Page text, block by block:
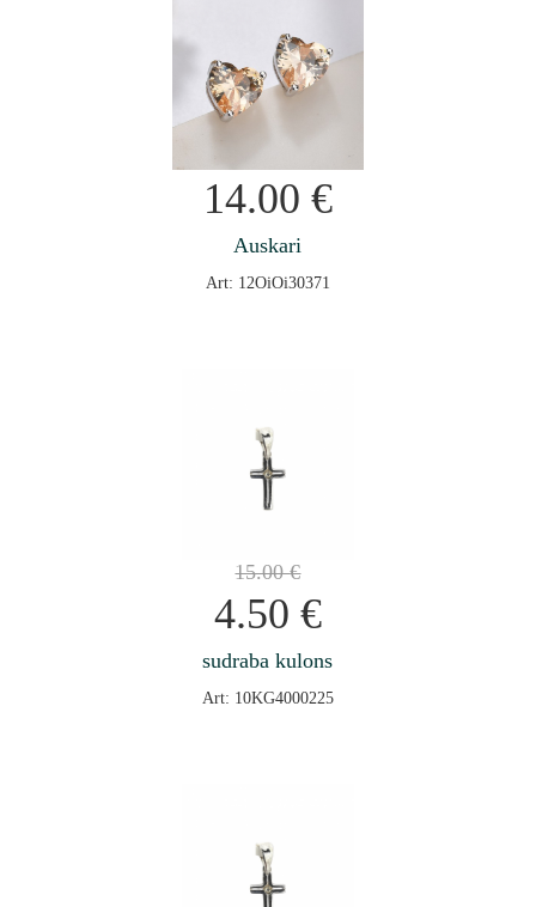
14.00 €
Auskari
Art: 12OiOi30371
15.00€
4.50 €
sudraba kulons
Art: 10KG4000225